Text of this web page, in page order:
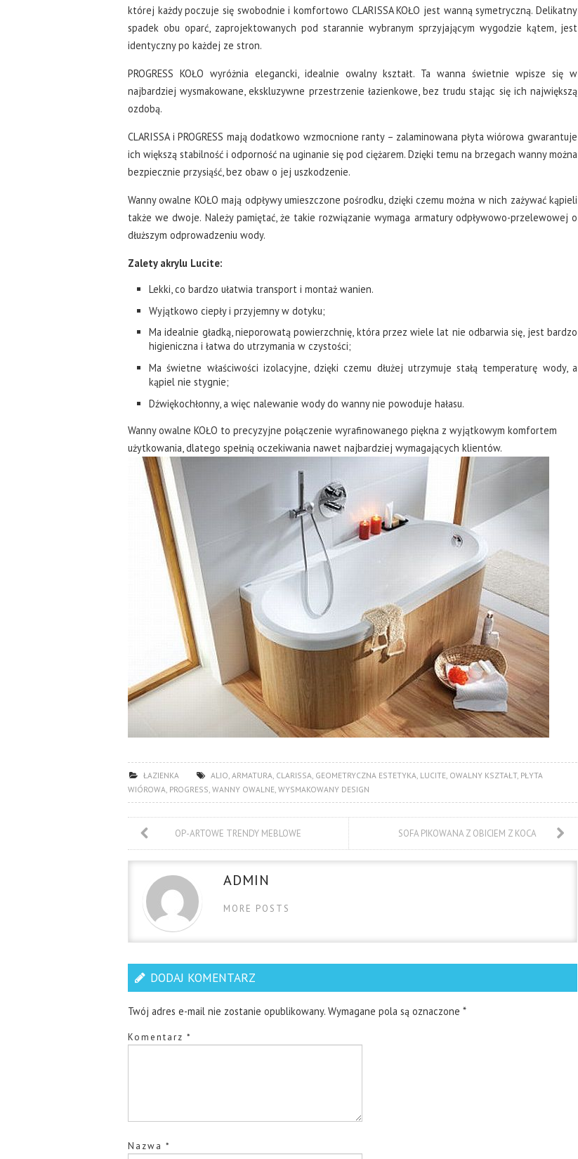
której każdy poczuje się swobodnie i komfortowo CLARISSA KOŁO jest wanną symetryczną. Delikatny
spadek obu oparć, zaprojektowanych pod starannie wybranym sprzyjającym wygodzie kątem, jest
identyczny po każdej ze stron.
PROGRESS KOŁO wyróżnia elegancki, idealnie owalny kształt. Ta wanna świetnie wpisze się w
najbardziej wysmakowane, ekskluzywne przestrzenie łazienkowe, bez trudu stając się ich największą
ozdobą.
CLARISSA i PROGRESS mają dodatkowo wzmocnione ranty – zalaminowana płyta wiórowa gwarantuje
ich większą stabilność i odporność na uginanie się pod ciężarem. Dzięki temu na brzegach wanny można
bezpiecznie przysiąść, bez obaw o jej uszkodzenie.
Wanny owalne KOŁO mają odpływy umieszczone pośrodku, dzięki czemu można w nich zażywać kąpieli
także we dwoje. Należy pamiętać, że takie rozwiązanie wymaga armatury odpływowo-przelewowej o
dłuższym odprowadzeniu wody.
Zalety akrylu Lucite:
Lekki, co bardzo ułatwia transport i montaż wanien.
Wyjątkowo ciepły i przyjemny w dotyku;
Ma idealnie gładką, nieporowatą powierzchnię, która przez wiele lat nie odbarwia się, jest bardzo
higieniczna i łatwa do utrzymania w czystości;
Ma świetne właściwości izolacyjne, dzięki czemu dłużej utrzymuje stałą temperaturę wody, a
kąpiel nie stygnie;
Dźwiękochłonny, a więc nalewanie wody do wanny nie powoduje hałasu.
Wanny owalne KOŁO to precyzyjne połączenie wyrafinowanego piękna z wyjątkowym komfortem
użytkowania, dlatego spełnią oczekiwania nawet najbardziej wymagających klientów.
ŁAZIENKA ALIO ARMATURA CLARISSA GEOMETRYCZNA ESTETYKA LUCITE, OWALNY KSZTAŁT, PŁYTA
WIÓROWA PROGRESS WANNY OWALNE WYSMAKOWANY DESIGN
OP-ARTOWE TRENDY MEBLOWE SOFA PIKOWANA Z OBICIEM Z KOCA
ADMIN
MORE POSTS
DODAJ KOMENTARZ
Twój adres e-mail nie zostanie opublikowany. Wymagane pola są oznaczone *
Komentarz *
Nazwa *